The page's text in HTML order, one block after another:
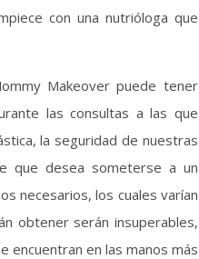
con una nutrióloga que
Makeover puede tener
las consultas a las que
la seguridad de nuestras
que desea someterse a un
necesarios, los cuales varían
obtener serán insuperables,
encuentran en las manos más